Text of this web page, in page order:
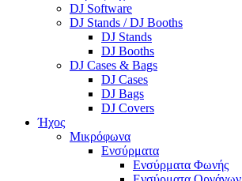
DJ Software
DJ Stands / DJ Booths
DJ Stands
DJ Booths
DJ Cases & Bags
DJ Cases
DJ Bags
DJ Covers
Ήχος
Μικρόφωνα
Ενσύρματα
Ενσύρματα Φωνής